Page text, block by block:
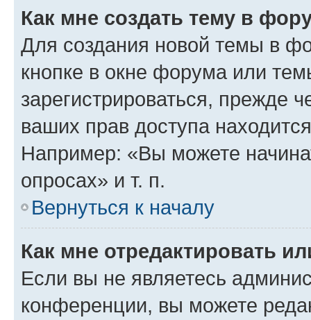
Как мне создать тему в
Для создания новой темы в
кнопке в окне форума или
зарегистрироваться, прежде
ваших прав доступа
Например: «Вы можете
опросах» и т. п.
Вернуться к началу
Как мне отредактировать
Если вы не являетесь
конференции, вы можете